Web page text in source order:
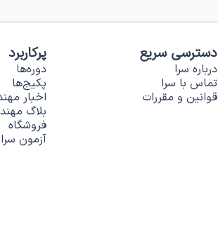
دسترسی سریع
درباره سرا
تماس با سرا
قوانین و مقررات
پرکاربرد
دوره‌ها
پکیج‌ها
اخبار
بلاگ
فروشگاه
آزمون سرا